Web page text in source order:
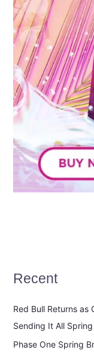
Recent
Red Bull Returns
Sending It All
Phase One Spring